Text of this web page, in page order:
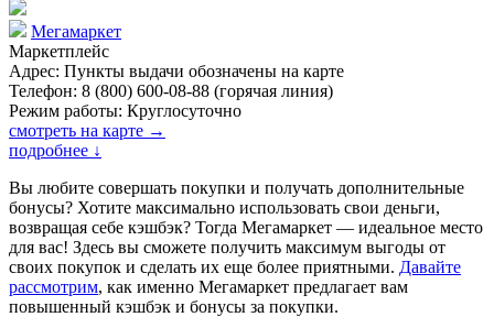
Мегамаркет
Маркетплейс
Адрес: Пункты выдачи обозначены на карте
Телефон: 8 (800) 600-08-88 (горячая линия)
Режим работы: Круглосуточно
смотреть на карте →
подробнее ↓
Вы любите совершать покупки и получать дополнительные
бонусы? Хотите максимально использовать свои деньги,
возвращая себе кэшбэк? Тогда Мегамаркет — идеальное место
для вас! Здесь вы сможете получить максимум выгоды от
своих покупок и сделать их еще более приятными. Давайте
рассмотрим, как именно Мегамаркет предлагает вам
повышенный кэшбэк и бонусы за покупки.